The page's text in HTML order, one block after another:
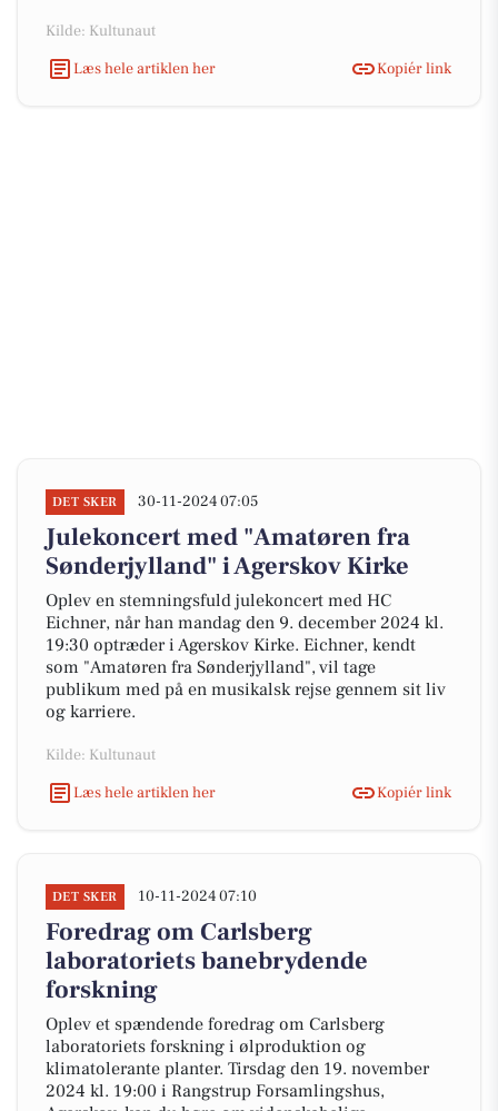
Kilde: Kultunaut
Læs hele artiklen her
Kopiér link
DET SKER 30-11-2024 07:05
Julekoncert med "Amatøren fra
Sønderjylland" i Agerskov Kirke
Oplev en stemningsfuld julekoncert med HC
Eichner, når han mandag den 9. december 2024 kl.
19:30 optræder i Agerskov Kirke. Eichner, kendt
som "Amatøren fra Sønderjylland", vil tage
publikum med på en musikalsk rejse gennem sit liv
og karriere.
Kilde: Kultunaut
Læs hele artiklen her
Kopiér link
DET SKER 10-11-2024 07:10
Foredrag om Carlsberg
laboratoriets banebrydende
forskning
Oplev et spændende foredrag om Carlsberg
laboratoriets forskning i ølproduktion og
klimatolerante planter. Tirsdag den 19. november
2024 kl. 19:00 i Rangstrup Forsamlingshus,